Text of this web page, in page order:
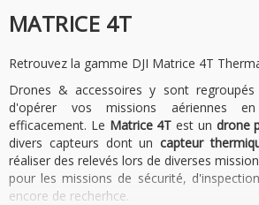
MATRICE 4T
Retrouvez la gamme DJI Matrice 4T
Drones & accessoires y sont
d'opérer vos missions aériennes
efficacement. Le Matrice 4T est un drone
divers capteurs dont un capteur
réaliser des relevés lors de diverses
pour les missions de sécurité,
encore de recherhce.